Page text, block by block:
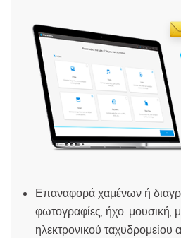
Επαναφορά χαμένων ή
φωτογραφίες, ήχο, μουσική,
ηλεκτρονικού